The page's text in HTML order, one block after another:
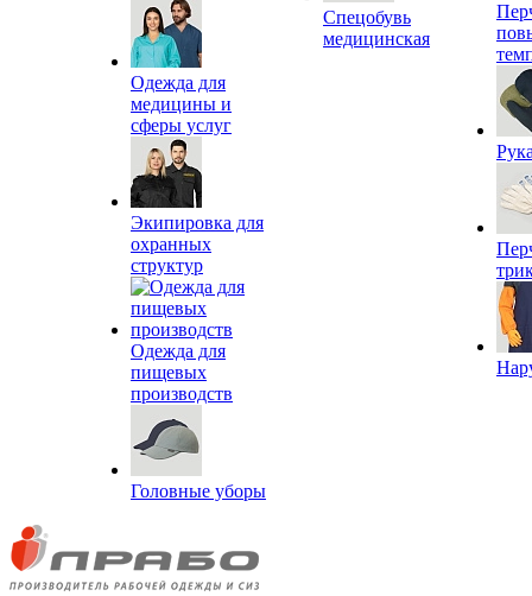
Одежда для
медицины и
сферы услуг
Экипировка для
охранных
структур
Одежда для
пищевых
производств
Головные уборы
Спецобувь
медицинская